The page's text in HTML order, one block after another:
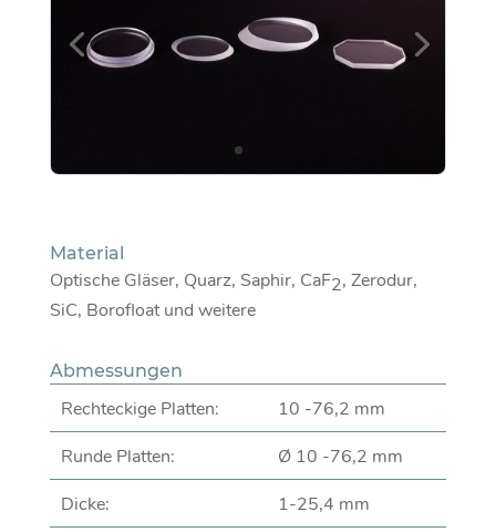
Material
Optische Gläser, Quarz, Saphir, CaF2, Zerodur,
SiC, Borofloat und weitere
Abmessungen
Rechteckige Platten:
10 -76,2 mm
Runde Platten:
Ø 10 -76,2 mm
Dicke:
1-25,4 mm